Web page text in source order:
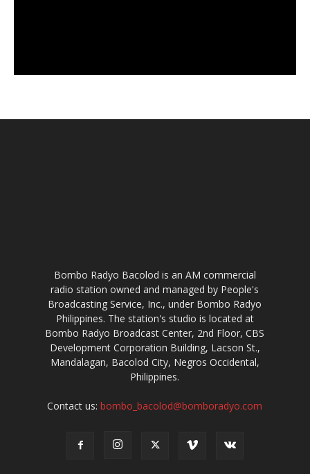
Bombo Radyo Bacolod is an AM commercial
radio station owned and managed by People's
Broadcasting Service, Inc., under Bombo Radyo
Philippines. The station's studio is located at
Bombo Radyo Broadcast Center, 2nd Floor, CBS
Development Corporation Building, Lacson St.,
Mandalagan, Bacolod City, Negros Occidental,
Philippines.
Contact us:bombo_bacolod@bomboradyo.com